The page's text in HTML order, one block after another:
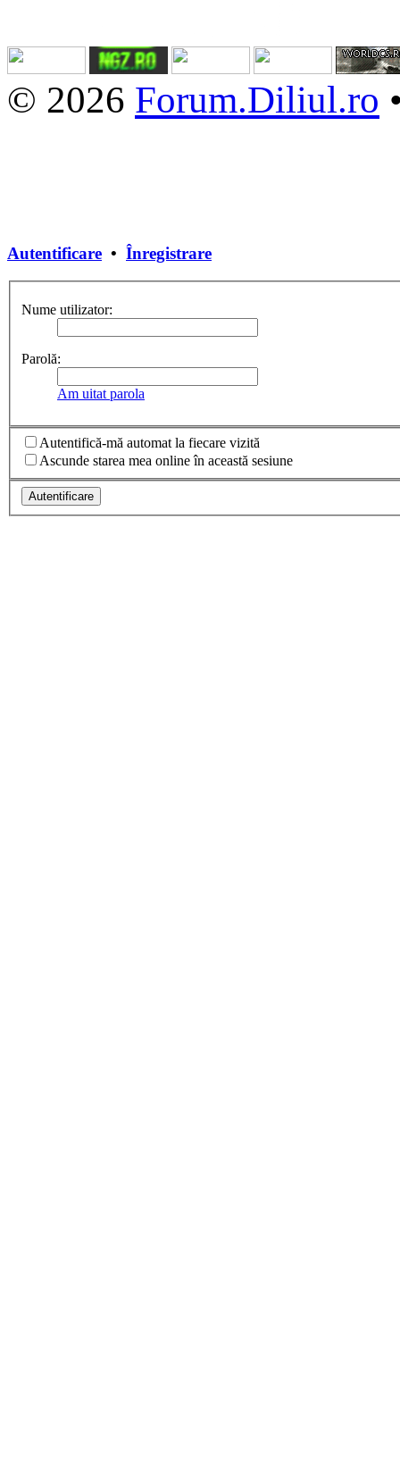
© 2026 Forum.Diliul.ro
Autentificare • Înregistrare
Nume utilizator:
Parolă:
Am uitat parola
Autentifică-mă automat la fiecare vizită
Ascunde starea mea online în această sesiune